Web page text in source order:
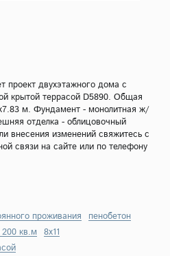
проект двухэтажного дома с
крытой террасой D5890. Общая
м. Фундамент - монолитная ж/
отделка - облицовочный
внесения изменений свяжитесь с
связи на сайте или по телефону
проживания
пенобетон
кв.м 8х11